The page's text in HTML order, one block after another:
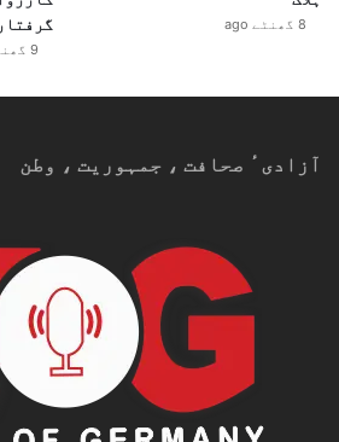
8 گھنٹے ago
گرفتار
9 گھنٹے ago
آزادیٴ صحافت ، جمہوریت ، وطن